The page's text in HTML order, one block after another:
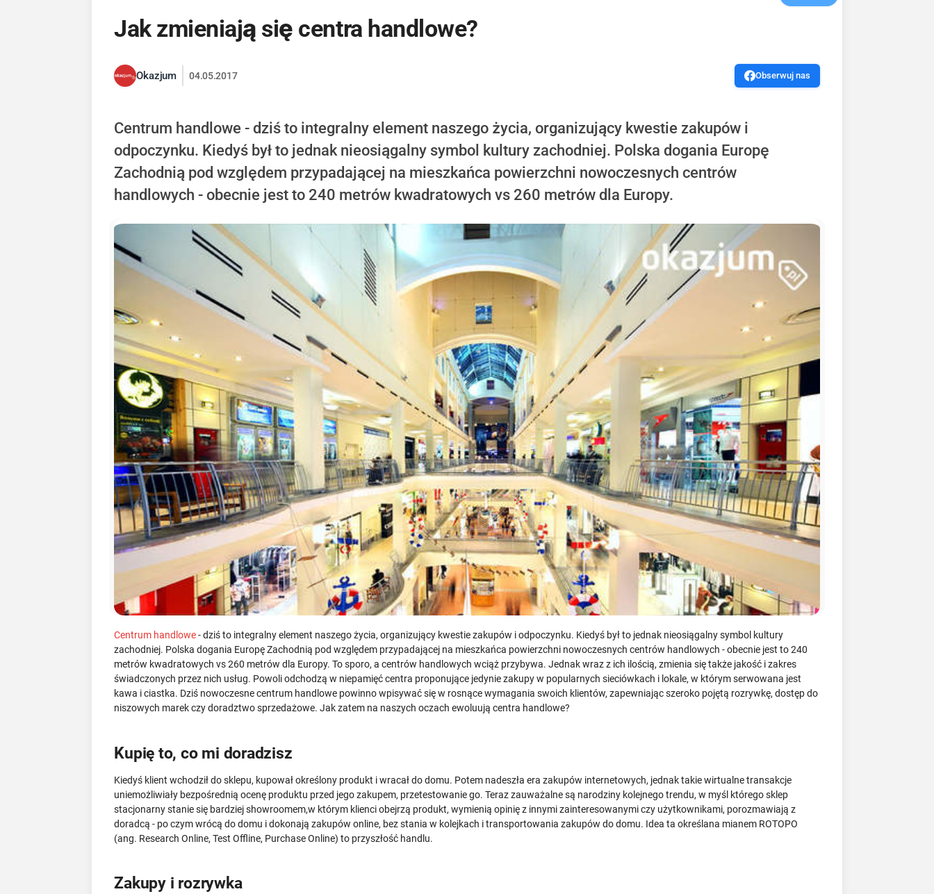
Jak zmieniają się centra handlowe?
Okazjum 04.05.2017 Obserwuj nas
Centrum handlowe - dziś to integralny element naszego życia, organizujący kwestie zakupów i
odpoczynku. Kiedyś był to jednak nieosiągalny symbol kultury zachodniej. Polska dogania Europę
Zachodnią pod względem przypadającej na mieszkańca powierzchni nowoczesnych centrów
handlowych - obecnie jest to 240 metrów kwadratowych vs 260 metrów dla Europy.
Centrum handlowe- dziś to integralny element naszego życia, organizujący kwestie zakupów i odpoczynku. Kiedyś był to jednak nieosiągalny symbol kultury
zachodniej. Polska dogania Europę Zachodnią pod względem przypadającej na mieszkańca powierzchni nowoczesnych centrów handlowych - obecnie jest to 240
metrów kwadratowych vs 260 metrów dla Europy. To sporo, a centrów handlowych wciąż przybywa. Jednak wraz z ich ilością, zmienia się także jakość i zakres
świadczonych przez nich usług. Powoli odchodzą w niepamięć centra proponujące jedynie zakupy w popularnych sieciówkach i lokale, w którym serwowana jest
kawa i ciastka. Dziś nowoczesne centrum handlowe powinno wpisywać się w rosnące wymagania swoich klientów, zapewniając szeroko pojętą rozrywkę, dostęp do
niszowych marek czy doradztwo sprzedażowe. Jak zatem na naszych oczach ewoluują centra handlowe?
Kupię to, co mi doradzisz
Kiedyś klient wchodził do sklepu, kupował określony produkt i wracał do domu. Potem nadeszła era zakupów internetowych, jednak takie wirtualne transakcje
uniemożliwiały bezpośrednią ocenę produktu przed jego zakupem, przetestowanie go. Teraz zauważalne są narodziny kolejnego trendu, w myśl którego sklep
stacjonarny stanie się bardziej showroomem,w którym klienci obejrzą produkt, wymienią opinię z innymi zainteresowanymi czy użytkownikami, porozmawiają z
doradcą - po czym wrócą do domu i dokonają zakupów online, bez stania w kolejkach i transportowania zakupów do domu. Idea ta określana mianem ROTOPO
(ang. Research Online, Test Offline, Purchase Online) to przyszłość handlu.
Zakupy i rozrywka